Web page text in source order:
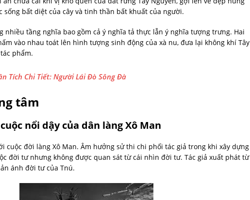
sống bất diệt của cây và tinh thần bất khuất của người.
nhiều tầng nghĩa bao gồm cả ý nghĩa tả thực lẫn ý nghĩa tượng trưng. Hai
vào nhau toát lên hình tượng sinh động của xà nu, đưa lại không khí Tây
phẩm.
Tích Chi Tiết: Người Lái Đò Sông Đà
tâm
nổi dậy của dân làng Xô Man
cuộc đời làng Xô Man. Âm hưởng sử thi chi phối tác giả trong khi xây dựng
đời tư nhưng không được quan sát từ cái nhìn đời tư. Tác giả xuất phát từ
ánh đời tư của Tnú.